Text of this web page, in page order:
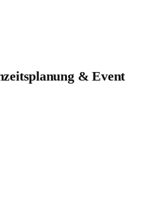
& Event